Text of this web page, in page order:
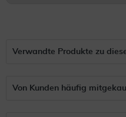
Verwandte Produkte zu
Von Kunden häufig